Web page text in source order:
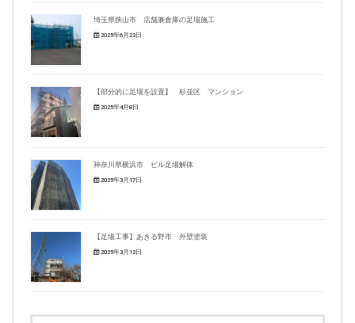
埼玉県狭山市 店舗兼倉庫の足場施工
2025年6月23日
【部分的に足場を設置】 杉並区 マンション
2025年4月8日
神奈川県横浜市 ビル足場解体
2025年3月17日
【足場工事】あきる野市 外壁塗装
2025年3月12日